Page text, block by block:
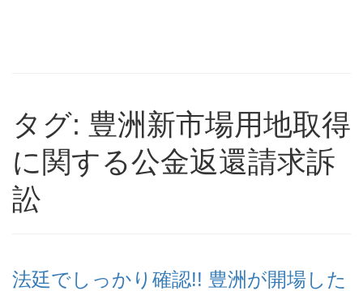
タグ: 豊洲新市場用地取得
に関する公金返還請求訴
訟
法廷でしっかり確認!! 豊洲が開場した